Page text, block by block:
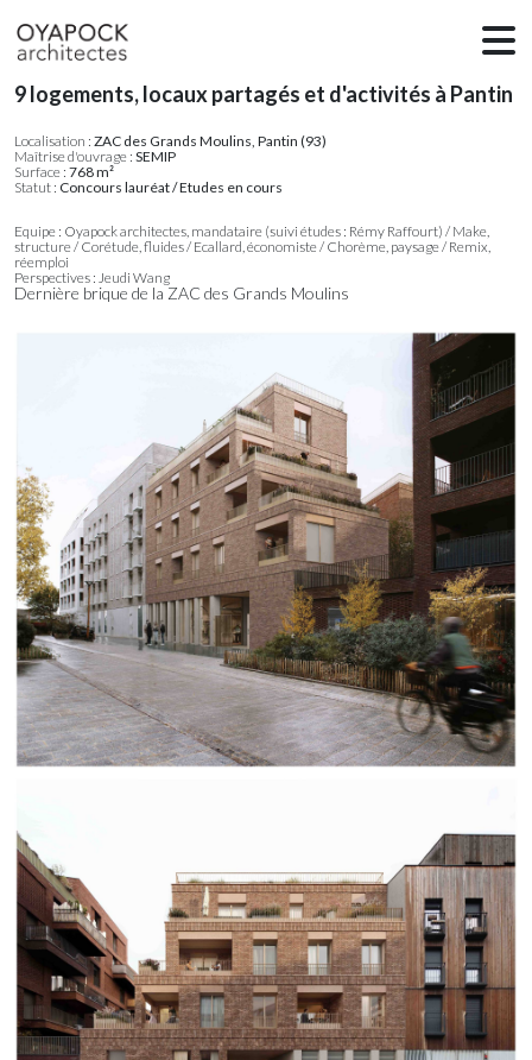
9 logements, locaux partagés et d'activités à Pantin
Localisation : ZAC des Grands Moulins, Pantin (93)
Maîtrise d'ouvrage : SEMIP
Surface : 768 m²
Statut : Concours lauréat / Etudes en cours
Equipe : Oyapock architectes, mandataire (suivi études : Rémy Raffourt) / Make,
structure / Corétude, fluides / Ecallard, économiste / Chorème, paysage / Remix,
réemploi
Perspectives : Jeudi Wang
Dernière brique de la ZAC des Grands Moulins